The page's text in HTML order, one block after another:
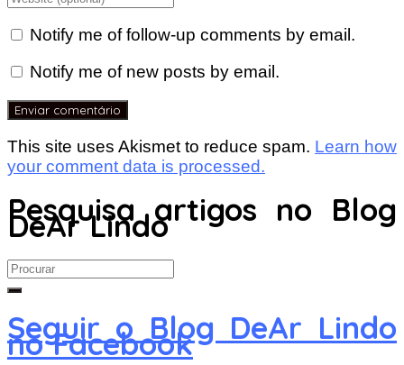
Notify me of follow-up comments by email.
Notify me of new posts by email.
This site uses Akismet to reduce spam. Learn how
your comment data is processed.
Pesquisa artigos no Blog
DeAr Lindo
Search
for:
Seguir o Blog DeAr Lindo
no Facebook